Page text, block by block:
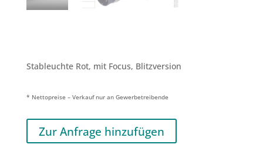
Stableuchte Rot, mit Focus, Blitzversion
* Nettopreise – Verkauf nur an Gewerbetreibende
Zur Anfrage hinzufügen